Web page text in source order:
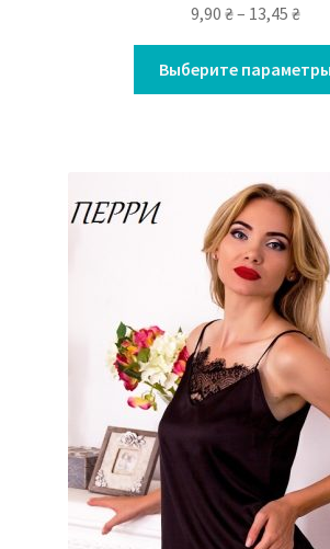
9,90 ₴– 13,45 ₴
Выберите параметры